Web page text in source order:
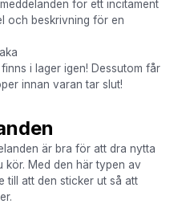
för ett incitament
och beskrivning för en
i lager igen! Dessutom får
innan varan tar slut!
är bra för att dra nytta
kör. Med den här typen av
till att den sticker ut så att